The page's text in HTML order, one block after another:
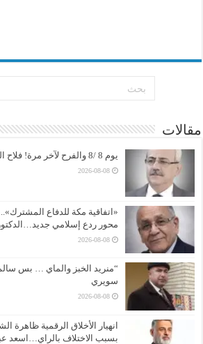
مقالات
يوم 8 /8 والفرح لآخر مرة! فلاح المشعل
2026-08-08
«اتفاقية مكة للدفاع
محور ردع إسلامي جديد…الدكتور
2026-08-08
“منريد الخبز والماي … بس
سويري
2026-08-08
انهيار الأخلاق الرقمية ظاهرة
بسبب الاختلاف بالراي…اسعد